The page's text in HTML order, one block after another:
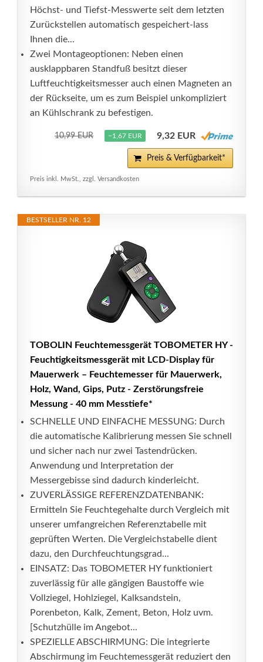
Höchst- und Tiefst-Messwerte seit dem letzten
Zurückstellen automatisch gespeichert-lass
Ihnen die...
Zwei Montageoptionen: Neben einen
ausklappbaren Standfuß besitzt dieser
Luftfeuchtigkeitsmesser auch einen Magneten an
der Rückseite, um es zum Beispiel unkompliziert
an Kühlschrank zu befestigen.
10,99 EUR −1,67 EUR 9,32 EUR
Preis & Verfügbarkeit*
Preis inkl. MwSt., zzgl. Versandkosten
BESTSELLER NR. 12
TOBOLIN Feuchtemessgerät TOBOMETER HY -
Feuchtigkeitsmessgerät mit LCD-Display für
Mauerwerk – Feuchtemesser für Mauerwerk,
Holz, Wand, Gips, Putz - Zerstörungsfreie
Messung - 40 mm Messtiefe*
SCHNELLE UND EINFACHE MESSUNG: Durch
die automatische Kalibrierung messen Sie schnell
und sicher nach nur zwei Tastendrücken.
Anwendung und Interpretation der
Messergebisse sind dadurch kinderleicht.
ZUVERLÄSSIGE REFERENZDATENBANK:
Ermitteln Sie Feuchtegehalte durch Vergleich mit
unserer umfangreichen Referenztabelle mit
geprüften Werten. Die Vergleichstabelle dient
dazu, den Durchfeuchtungsgrad...
EINSATZ: Das TOBOMETER HY funktioniert
zuverlässig für alle gängigen Baustoffe wie
Vollziegel, Hohlziegel, Kalksandstein,
Porenbeton, Kalk, Zement, Beton, Holz uvm.
[Schutzhülle im Angebot...
SPEZIELLE ABSCHIRMUNG: Die integrierte
Abschirmung im Feuchtemessgerät reduziert den